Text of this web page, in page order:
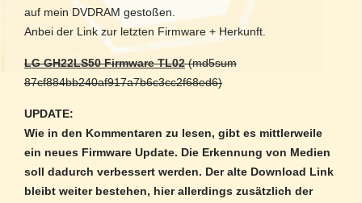
auf mein DVDRAM gestoßen.
Anbei der Link zur letzten Firmware + Herkunft.
LG GH22LS50 Firmware TL02(md5sum
87cf884bb240af917a7b6c3cc2f68ed6)
UPDATE:
Wie in den Kommentaren zu lesen, gibt es mittlerweile
ein neues Firmware Update. Die Erkennung von Medien
soll dadurch verbessert werden. Der alte Download Link
bleibt weiter bestehen, hier allerdings zusätzlich der